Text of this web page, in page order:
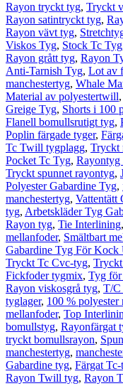
Rayon tryckt tyg, Tryckt
Rayon satintryckt tyg,
Rayon vävt tyg,
Viskos Tyg, Stock Tc Tyg
Rayon grått tyg, Rayon
Anti-Tarnish Tyg, Lot av
manchestertyg, Whale
Material av polyestertwill,
Greige Tyg, Shorts i 100
Flanell bomullsrutigt tyg,
Poplin färgade tyger,
Tc Twill tygplagg, Tryckt
Pocket Tc Tyg,
Tryckt spunnet rayontyg,
Polyester Gabardine Tyg,
manchestertyg, Vattentätt
tyg, Arbetskläder Tyg
Rayon tyg, Tie Interlining,
mellanfoder, Smältbart
Gabardine Tyg För Kock
Tryckt Tc Cvc-tyg,
Fickfoder tygmix, Tyg
Rayon viskosgrå tyg, T/C
tyglager, 100 % polyester
mellanfoder, Top
bomullstyg, Rayonfärgat
tryckt bomullsrayon,
manchestertyg,
Gabardine tyg, Färgat
Rayon Twill tyg, Rayon